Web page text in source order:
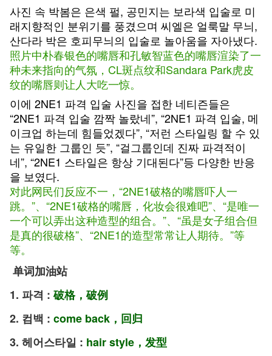
사진 속 박봄은 은색 펄, 공민지는 보라색 입술로 미
래지향적인 분위기를 풍겼으며 씨엘은 얼룩말 무늬,
산다라 박은 호피무늬의 입술로 놀아움을 자아냈다.
照片中朴春银色的嘴唇和孔敏智蓝色的嘴唇渲染了一
种未来指向的气氛，CL斑点纹和Sandara Park虎皮
纹的嘴唇则让人大吃一惊。
이에 2NE1 파격 입술 사진을 접한 네티즌들은
“2NE1 파격 입술 깜짝 놀랐네”, “2NE1 파격 입술, 메
이크업 하는데 힘들었겠다”, “저런 스타일링 할 수 있
는 유일한 그룹인 듯”, “걸그룹인데 진짜 파격적이
네”, “2NE1 스타일은 항상 기대된다”등 다양한 반응
을 보였다.
对此网民们反应不一，“2NE1破格的嘴唇吓人一
跳。”、“2NE1破格的嘴唇，化妆会很难吧”、“是唯一
一个可以弄出这种造型的组合。”、“虽是女子组合但
是真的很破格”、“2NE1的造型常常让人期待。”等
等。
单词加油站
1. 파격 :破格，破例
2. 컴백 : come back，回归
3. 헤어스타일 : hair style，发型